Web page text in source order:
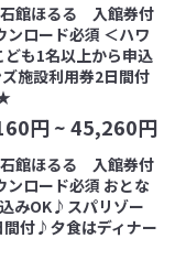
石館ほるる 入館券付
ロード必須 ＜ハワ
も1名以上から申込
施設利用券2日間付
円 ~45,260円
石館ほるる 入館券付
ロード必須 おとな
みOK♪スパリゾー
間付♪夕食はディナー